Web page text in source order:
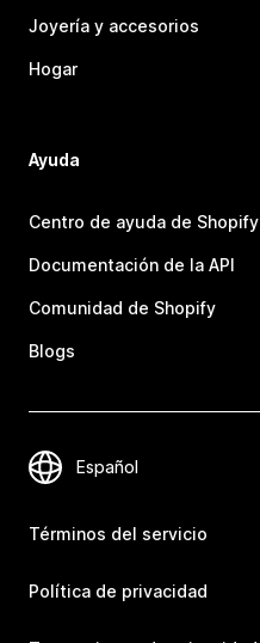
Joyería y accesorios
Hogar
Ayuda
Centro de ayuda de Shopify
Documentación de la API
Comunidad de Shopify
Blogs
Términos del servicio
Política de privacidad